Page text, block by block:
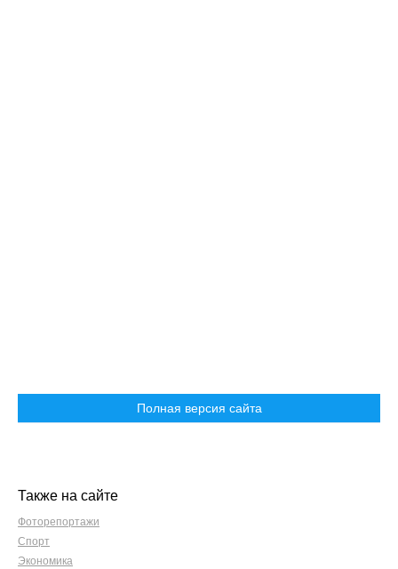
Полная версия сайта
Также на сайте
Фоторепортажи
Спорт
Экономика